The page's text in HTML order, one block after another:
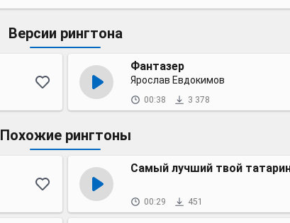
Версии рингтона
Фантазер
Ярослав Евдокимов
00:38 3 378
Похожие рингтоны
Самый лучший твой
00:29 451